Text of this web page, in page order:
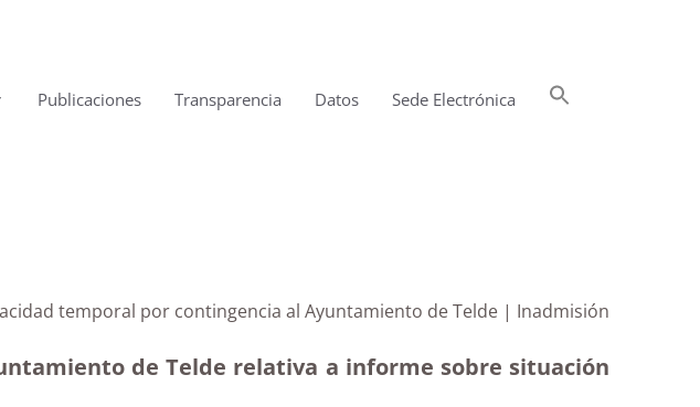
Publicaciones Transparencia Datos Sede Electrónica
temporal por contingencia al Ayuntamiento de Telde | Inadmisión
de Telde relativa a informe sobre situación